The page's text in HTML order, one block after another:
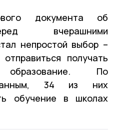
документа об
вчерашними
непростой выбор –
получать
образование. По
данным, 34 из них
обучение в школах